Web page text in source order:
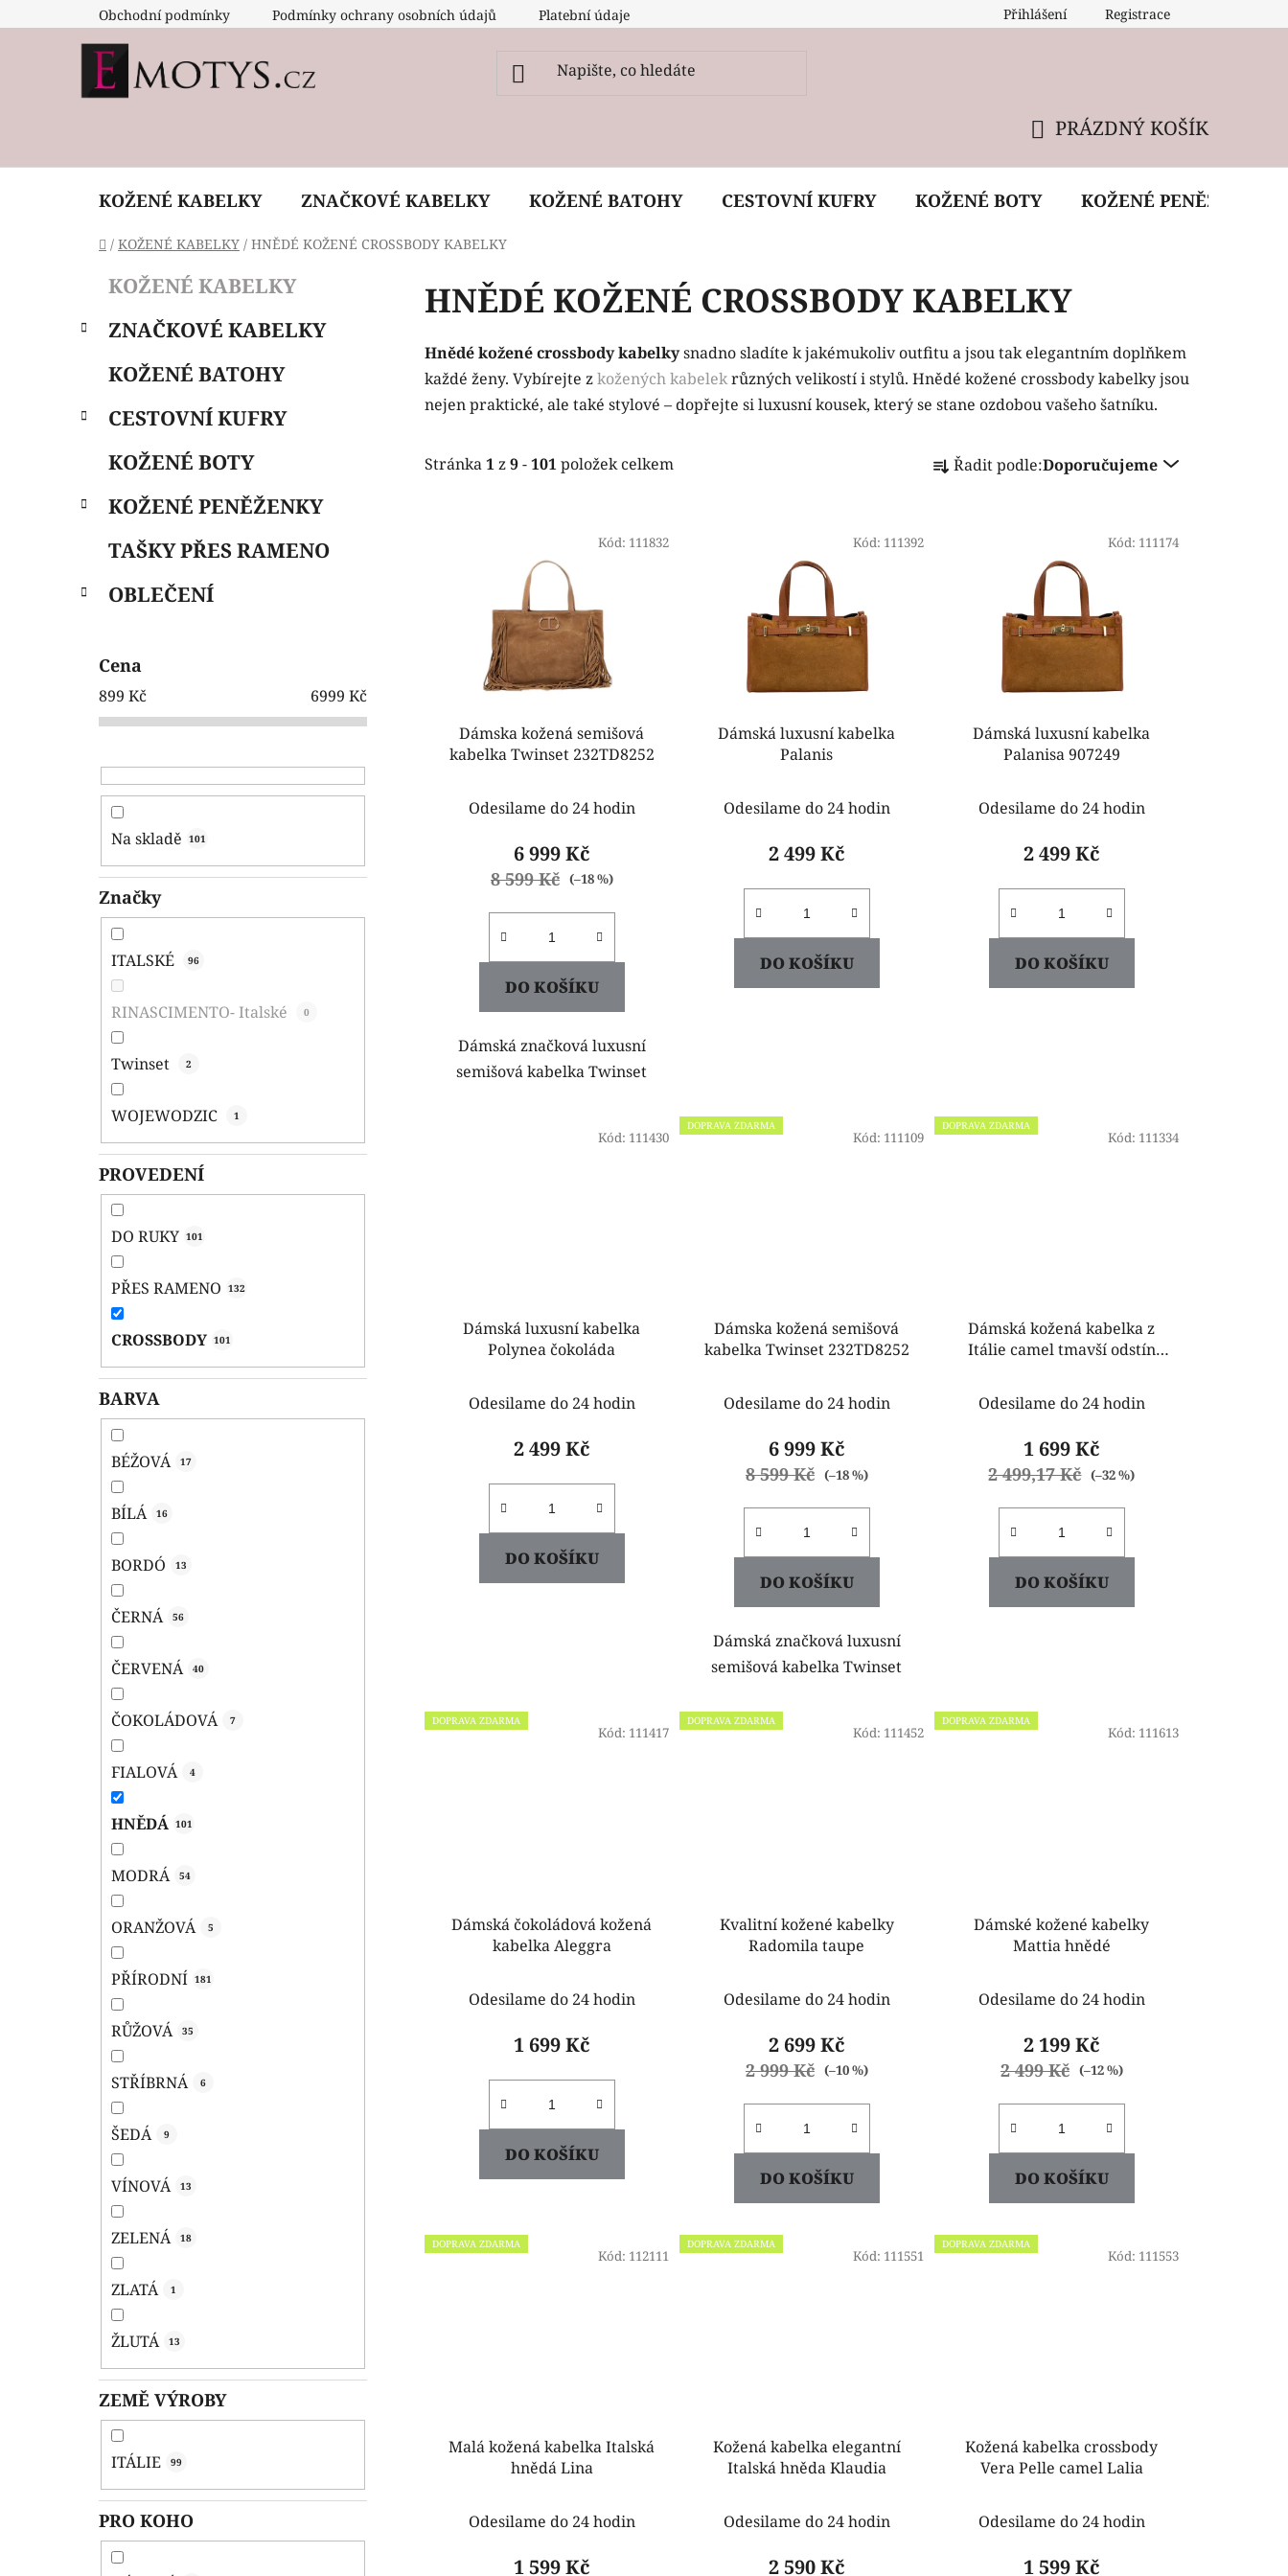
na
Obchodní podmínky Podmínky ochrany osobních údajů Platební údaje Reklamační podmínky
Přihlášení Registrace
KOŠÍK
PRÁZDNÝ KOŠÍK
KOŽENÉ KABELKY ZNAČKOVÉ KABELKY KOŽENÉ BATOHY CESTOVNÍ KUFRY KOŽENÉ BOTY KOŽENÉ PENĚŽENKY
Domů
/ KOŽENÉ KABELKY / HNĚDÉ KOŽENÉ CROSSBODY KABELKY
s
n
p
l
Přeskočit
kategorie
e
i
KOŽENÉ KABELKY
ZNAČKOVÉ KABELKY
KOŽENÉ BATOHY
CESTOVNÍ KUFRY
KOŽENÉ BOTY
KOŽENÉ PENĚŽENKY
TAŠKY PŘES RAMENO
OBLEČENÍ
Cena
899 Kč 6999 Kč
Na skladě 101
Značky
ITALSKÉ 96
RINASCIMENTO- Italské 0
Twinset 2
WOJEWODZIC 1
PROVEDENÍ
DO RUKY 101
PŘES RAMENO 132
CROSSBODY 101
BARVA
BÉŽOVÁ 17
BÍLÁ 16
BORDÓ 13
ČERNÁ 56
ČERVENÁ 40
ČOKOLÁDOVÁ 7
FIALOVÁ 4
HNĚDÁ 101
MODRÁ 54
ORANŽOVÁ 5
PŘÍRODNÍ 181
RŮŽOVÁ 35
STŘÍBRNÁ 6
ŠEDÁ 9
VÍNOVÁ 13
ZELENÁ 18
ZLATÁ 1
ŽLUTÁ 13
ZEMĚ VÝROBY
ITÁLIE 99
PRO KOHO
HNĚDÉ KOŽENÉ CROSSBODY KABELKY
Hnědé kožené crossbody kabelkysnadno sladíte k jakémukoliv outfitu a jsou tak elegantním doplňkem
každé ženy. Vybírejte zkožených kabelekrůzných velikostí i stylů. Hnědé kožené crossbody kabelky jsou
nejen praktické, ale také stylové – dopřejte si luxusní kousek, který se stane ozdobou vašeho šatníku.
Stránka1z9-101položek celkem a Řadit podle:Doporučujeme
Dámska kožená semišová
kabelka Twinset 232TD8252
Odesilame do 24 hodin
6 999 Kč
8 599 Kč (–18 %)
DO KOŠÍKU
Dámská značková luxusní
semišová kabelka Twinset
Kód: 111832
Dámská luxusní kabelka
Palanis
Odesilame do 24 hodin
2 499 Kč
DO KOŠÍKU
Kód: 111392
Dámská luxusní kabelka
Palanisa 907249
Odesilame do 24 hodin
2 499 Kč
DO KOŠÍKU
Kód: 111174
Dámská luxusní kabelka
Polynea čokoláda
Odesilame do 24 hodin
2 499 Kč
DO KOŠÍKU
Kód: 111430
DOPRAVA ZDARMA
Dámska kožená semišová
kabelka Twinset 232TD8252
Odesilame do 24 hodin
6 999 Kč
8 599 Kč (–18 %)
DO KOŠÍKU
Dámská značková luxusní
semišová kabelka Twinset
Kód: 111109
DOPRAVA ZDARMA
Dámská kožená kabelka z
Itálie camel tmavší odstín
Odesilame do 24 hodin
1 699 Kč
2 499,17 Kč (–32 %)
DO KOŠÍKU
Kód: 111334
DOPRAVA ZDARMA
Dámská čokoládová kožená
kabelka Aleggra
Odesilame do 24 hodin
1 699 Kč
DO KOŠÍKU
Kód: 111417
DOPRAVA ZDARMA
Kvalitní kožené kabelky
Radomila taupe
Odesilame do 24 hodin
2 699 Kč
2 999 Kč (–10 %)
DO KOŠÍKU
Kód: 111452
DOPRAVA ZDARMA
Dámské kožené kabelky
Mattia hnědé
Odesilame do 24 hodin
2 199 Kč
2 499 Kč (–12 %)
DO KOŠÍKU
Kód: 111613
DOPRAVA ZDARMA
Malá kožená kabelka Italská
hnědá Lina
Odesilame do 24 hodin
1 599 Kč
Kód: 112111
DOPRAVA ZDARMA
Kožená kabelka elegantní
Italská hněda Klaudia
Odesilame do 24 hodin
2 590 Kč
Kód: 111551
DOPRAVA ZDARMA
Kožená kabelka crossbody
Vera Pelle camel Lalia
Odesilame do 24 hodin
1 599 Kč
Kód: 111553